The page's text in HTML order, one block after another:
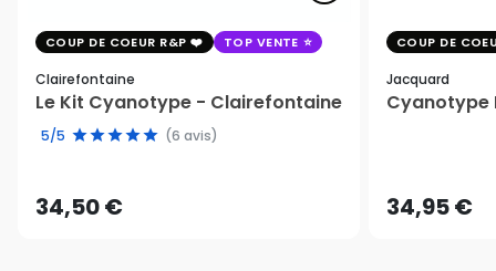
COUP DE COEUR R&P TOP VENTE
Clairefontaine
Le Kit Cyanotype - Clairefontaine
5/5 (6 avis)
34,50 €
COUP DE
Jacquard
Cyanotype
34,95 €